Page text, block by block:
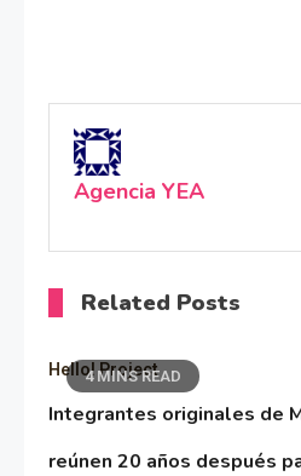
Agencia YEA
Related Posts
4 MINS READ
Hello! Project
Integrantes originales de
reúnen 20 años después